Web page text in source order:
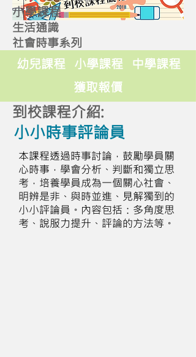
小學課程
生活通識
社會時事系列
幼兒課程 小學課程
中學課程
獲取報價
到校課程介紹:
小小時事評論員
本課程透過時事討論，鼓勵學員關
心時事，學會分析、判斷和獨立思
考，培養學員成為一個關心社會、
明辨是非、與時並進、見解獨到的
小小評論員。內容包括：多角度思
考、說服力提升、評論的方法等。